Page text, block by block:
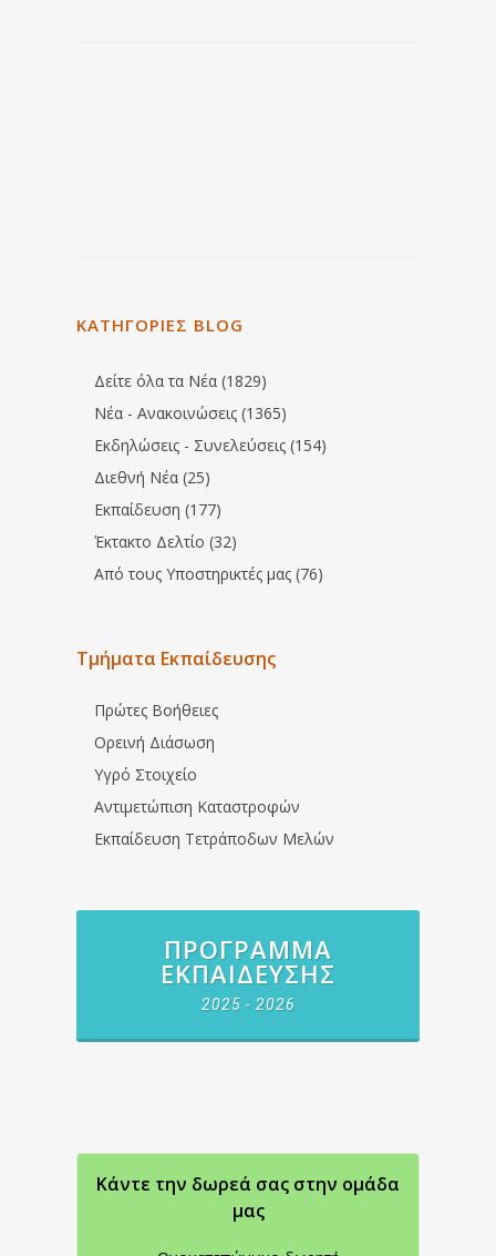
ΚΑΤΗΓΟΡΙΕΣ BLOG
Δείτε όλα τα Νέα (1829)
Νέα - Ανακοινώσεις (1365)
Εκδηλώσεις - Συνελεύσεις (154)
Διεθνή Νέα (25)
Εκπαίδευση (177)
Έκτακτο Δελτίο (32)
Από τους Υποστηρικτές μας (76)
Τμήματα Εκπαίδευσης
Πρώτες Βοήθειες
Ορεινή Διάσωση
Υγρό Στοιχείο
Αντιμετώπιση Καταστροφών
Εκπαίδευση Τετράποδων Μελών
ΠΡΌΓΡΑΜΜΑ
ΕΚΠΑΊΔΕΥΣΗΣ
2025 - 2026
Κάντε την δωρεά σας στην oμάδα
μας